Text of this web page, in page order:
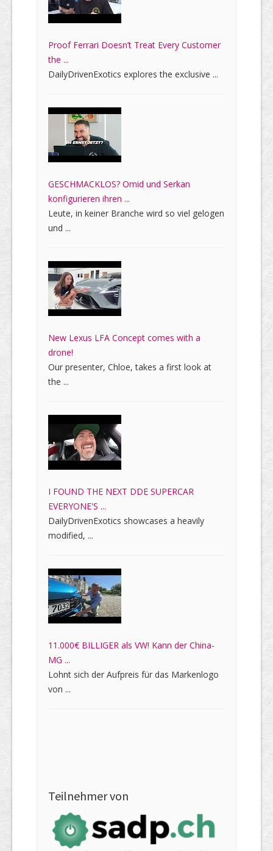
Proof Ferrari Doesn’t Treat Every Customer
the ...
DailyDrivenExotics explores the exclusive ...
GESCHMACKLOS? Omid und Serkan
konfigurieren ihren ...
Leute, in keiner Branche wird so viel gelogen
und ...
New Lexus LFA Concept comes with a
drone!
Our presenter, Chloe, takes a first look at
the ...
I FOUND THE NEXT DDE SUPERCAR
EVERYONE'S ...
DailyDrivenExotics showcases a heavily
modified, ...
11.000€ BILLIGER als VW! Kann der China-
MG ...
Lohnt sich der Aufpreis für das Markenlogo
von ...
Teilnehmer von